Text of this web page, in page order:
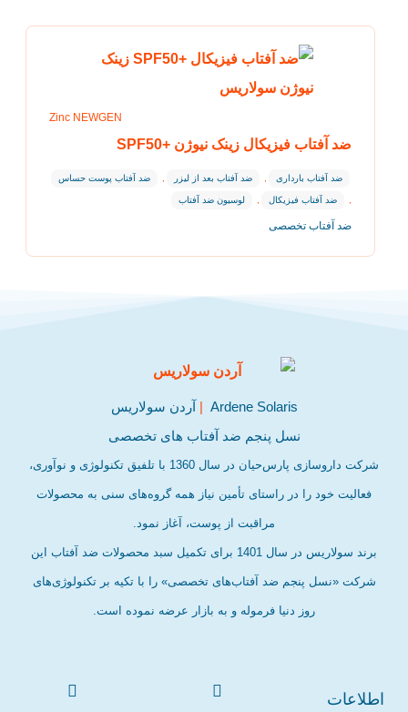
Zinc NEWGEN
ضد آفتاب فیزیکال زینک نیوژن +SPF50
ضد آفتاب بارداری , ضد آفتاب بعد از لیزر , ضد آفتاب پوست حساس
, ضد آفتاب فیزیکال , لوسیون ضد آفتاب
ضد آفتاب تخصصی
Ardene Solaris
| آردن سولاریس
نسل پنجم ضد آفتاب های تخصصی
شرکت داروسازی پارس‌حیان در سال 1360 با تلفیق تکنولوژی و نوآوری،
فعالیت خود را در راستای تأمین نیاز همه گروه‌های سنی به محصولات
مراقبت از پوست، آغاز نمود.
برند سولاریس در سال 1401 برای تکمیل سبد محصولات ضد آفتاب این
شرکت «نسل پنجم ضد آفتاب‌های تخصصی» را با تکیه بر تکنولوژی‌های
روز دنیا فرموله و به بازار عرضه نموده است.
اطلاعات